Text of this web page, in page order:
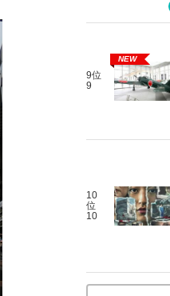
9位
9
NEW
10
位
10